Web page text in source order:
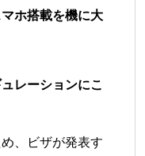
マホ搭載を機に大
レーションにこ
、ビザが発表す